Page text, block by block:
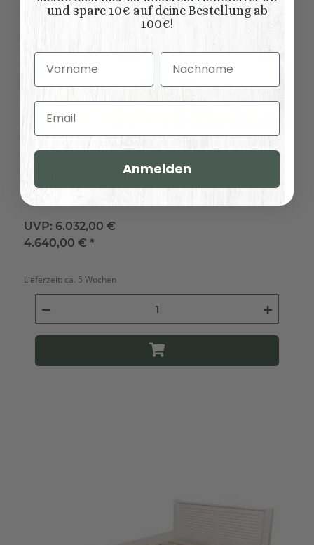
Landhaus Schlafzimmermöbel weiß Kiel
UVP: 6.032,00 €
4.640,00 €*
Lieferzeit: ca. 5 Wochen
und spare 10€ auf deine Bestellung ab
100€!
Vorname Nachname
Email
Anmelden